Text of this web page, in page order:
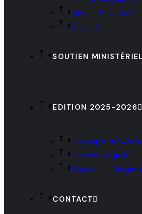
Devenir Partenaire
Être juré
SOUTIEN MINISTÉRIEL
EDITION 2025-2026
Les projets 2025-2026
La remise de prix
Communiqué de
CONTACT